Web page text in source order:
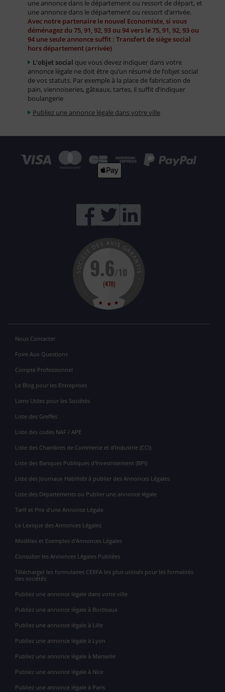
une annonce dans le département ou ressort de départ, et
une annonce dans le département ou ressort d’arrivée.
Avec notre partenaire le nouvel Economiste, si vous
déménagez du 75, 91, 92, 93 ou 94 vers le 75, 91, 92, 93 ou
94 une seule annonce suffit : Transfert de siège social
hors département (arrivée)
L’objet social que vous devez indiquer dans votre
annonce légale ne doit être qu’un résumé de l’objet social
de vos statuts. Par exemple à la place de fabrication de
pain, viennoiseries, gâteaux, tartes, il suffit d’indiquer
boulangerie
Publiez une annonce légale dans votre ville
Nous Contacter
Foire Aux Questions
Compte Professionnel
Le Blog pour les Entreprises
Liens Utiles pour les Sociétés
Liste des Greffes
Liste des codes NAF / APE
Liste des Chambres de Commerce et d'Industrie (CCI)
Liste des Banques Publiques d'Investissement (BPI)
Liste des Journaux Habilités à publier des Annonces Légales
Liste des Départements ou Publier une annonce légale
Tarif et Prix d'une Annonce Légale
Le Lexique des Annonces Légales
Modèles et Exemples d'Annonces Légales
Consulter les Annonces Légales Publiées
Télécharger les formulaires CERFA les plus utilisés pour les formalités
des sociétés
Publiez une annonce légale dans votre ville
Publiez une annonce légale à Bordeaux
Publiez une annonce légale à Lille
Publiez une annonce légale à Lyon
Publiez une annonce légale à Marseille
Publiez une annonce légale à Nice
Publiez une annonce légale à Paris